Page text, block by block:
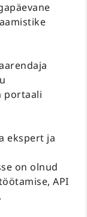
portaali
ekspert ja
on olnud
API